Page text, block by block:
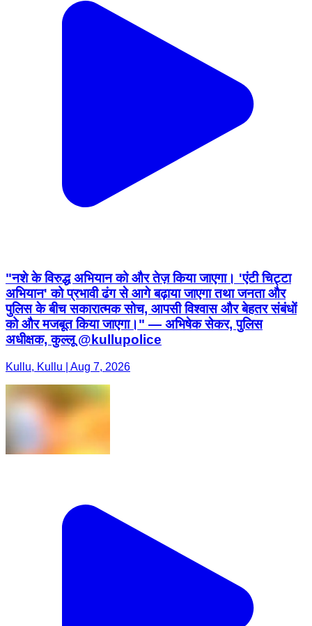
"नशे के विरुद्ध अभियान को और तेज़ किया जाएगा। 'एंटी चिट्टा
अभियान' को प्रभावी ढंग से आगे बढ़ाया जाएगा तथा जनता और
पुलिस के बीच सकारात्मक सोच, आपसी विश्वास और बेहतर संबंधों
को और मजबूत किया जाएगा।" — अभिषेक सेकर, पुलिस
अधीक्षक, कुल्लू @kullupolice
Kullu, Kullu | Aug 7, 2026